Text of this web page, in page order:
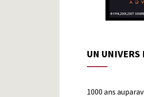
UN UNIVERS
1000 ans